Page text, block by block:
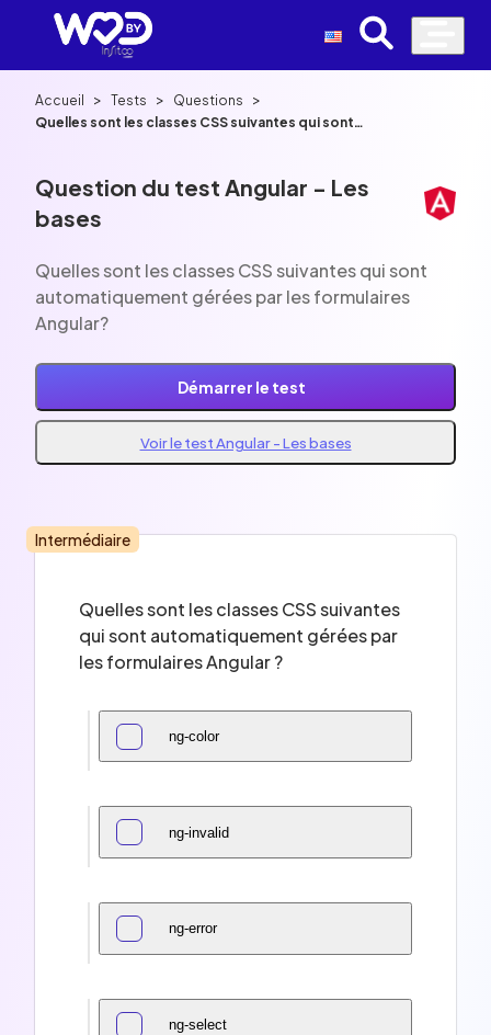
Accueil > Tests > Questions >
Quelles sont les classes CSS suivantes qui sont
Question du test Angular - Les
bases
Quelles sont les classes CSS suivantes qui sont
automatiquement gérées par les formulaires
Angular?
Démarrer le test
Voir le test Angular - Les bases
Intermédiaire
Quelles sont les classes CSS suivantes
qui sont automatiquement gérées par
les formulaires Angular ?
ng-color
ng-invalid
ng-error
ng-select